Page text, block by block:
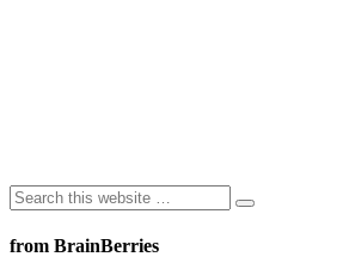
from BrainBerries